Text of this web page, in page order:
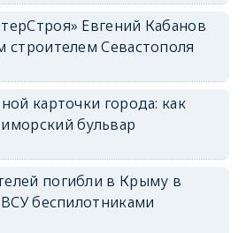
Евгений Кабанов
строителем Севастополя
карточки города: как
бульвар
погибли в Крыму в
ВСУ беспилотниками